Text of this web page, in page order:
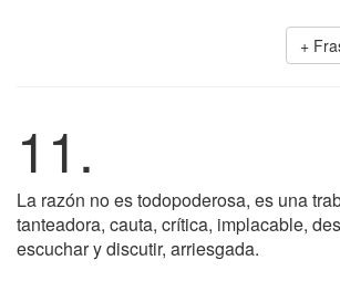
+
11.
La razón no es todopoderosa, es una
tanteadora, cauta, crítica, implacable,
escuchar y discutir, arriesgada.